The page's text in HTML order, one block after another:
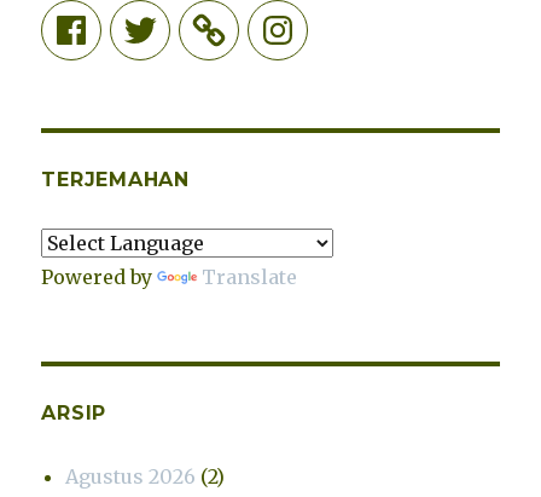
FacebookTwitter Instagram
TERJEMAHAN
Powered by Translate
ARSIP
Agustus 2026 (2)